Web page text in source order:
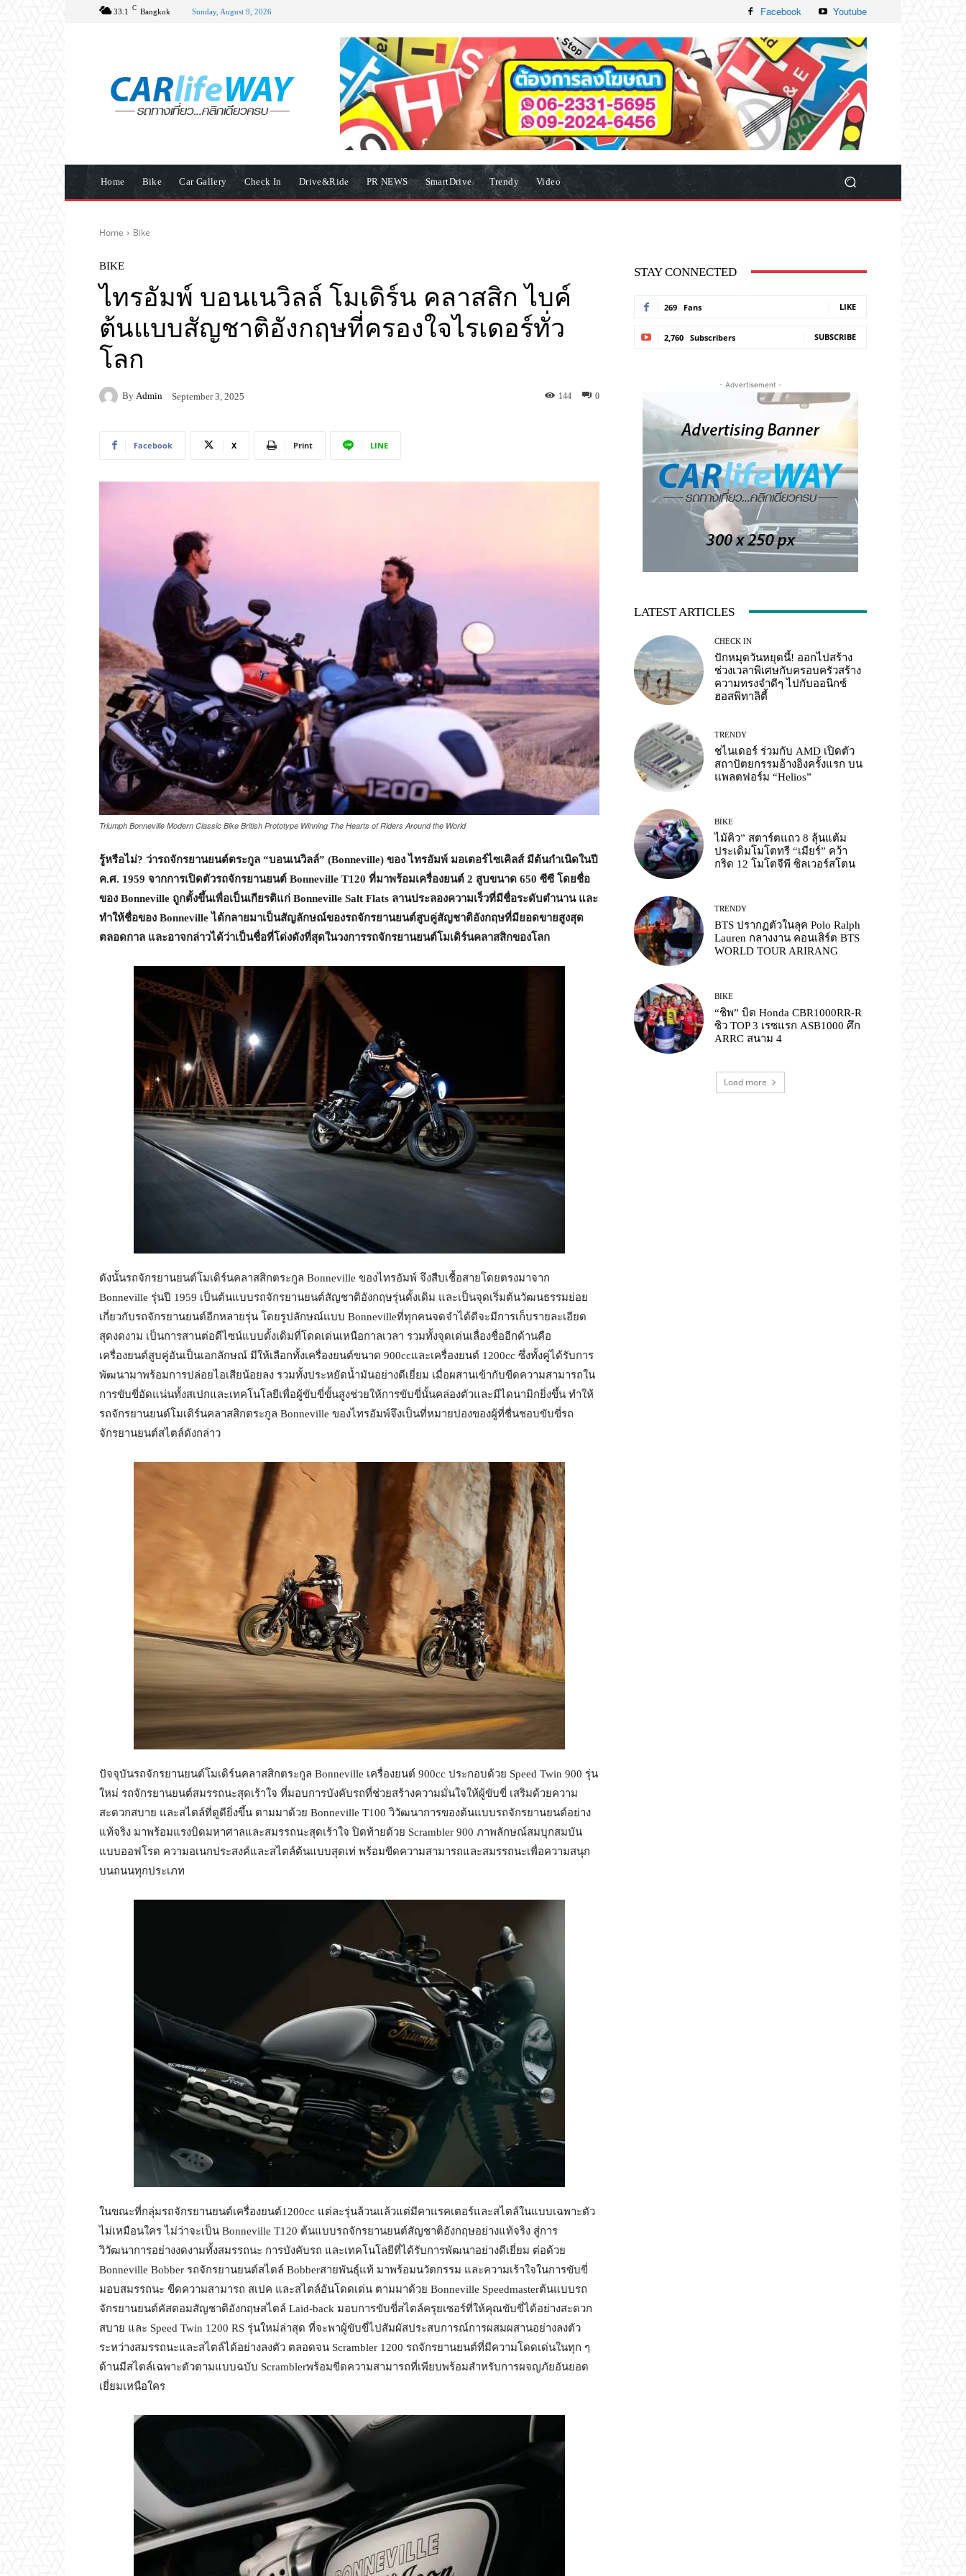
33.1 C Bangkok Sunday, August 9, 2026 Facebook Youtube
Home Bike Car Gallery Check In Drive&Ride PR NEWS SmartDrive Trendy Video
Home Bike
BIKE
ไทรอัมพ์ บอนเนวิลล์ โมเดิร์น คลาสสิก ไบค์
ต้นแบบสัญชาติอังกฤษที่ครองใจไรเดอร์ทั่ว
โลก
By Admin September 3, 2025 0
144
Facebook X Print LINE
Triumph Bonneville Modern Classic Bike British Prototype Winning The Hearts of Riders Around the World
รู้หรือไม่? ว่ารถจักรยานยนต์ตระกูล “บอนเนวิลล์” (Bonneville) ของ ไทรอัมพ์ มอเตอร์ไซเคิลส์ มีต้นกำเนิดในปี
ค.ศ. 1959 จากการเปิดตัวรถจักรยานยนต์ Bonneville T120 ที่มาพร้อมเครื่องยนต์ 2 สูบขนาด 650 ซีซี โดยชื่อ
ของ Bonneville ถูกตั้งขึ้นเพื่อเป็นเกียรติแก่ Bonneville Salt Flats ลานประลองความเร็วที่มีชื่อระดับตำนาน และ
ทำให้ชื่อของ Bonneville ได้กลายมาเป็นสัญลักษณ์ของรถจักรยานยนต์สูบคู่สัญชาติอังกฤษที่มียอดขายสูงสุด
ตลอดกาล และอาจกล่าวได้ว่าเป็นชื่อที่โด่งดังที่สุดในวงการรถจักรยานยนต์โมเดิร์นคลาสสิกของโลก
ดังนั้นรถจักรยานยนต์โมเดิร์นคลาสสิกตระกูล Bonneville ของไทรอัมพ์ จึงสืบเชื้อสายโดยตรงมาจาก
Bonneville รุ่นปี 1959 เป็นต้นแบบรถจักรยานยนต์สัญชาติอังกฤษรุ่นดั้งเดิม และเป็นจุดเริ่มต้นวัฒนธรรมย่อย
เกี่ยวกับรถจักรยานยนต์อีกหลายรุ่น โดยรูปลักษณ์แบบ Bonnevilleที่ทุกคนจดจำได้ดีจะมีการเก็บรายละเอียด
สุดงดงาม เป็นการสานต่อดีไซน์แบบดั้งเดิมที่โดดเด่นเหนือกาลเวลา รวมทั้งจุดเด่นเลื่องชื่ออีกด้านคือ
เครื่องยนต์สูบคู่อันเป็นเอกลักษณ์ มีให้เลือกทั้งเครื่องยนต์ขนาด 900ccและเครื่องยนต์ 1200cc ซึ่งทั้งคู่ได้รับการ
พัฒนามาพร้อมการปล่อยไอเสียน้อยลง รวมทั้งประหยัดน้ำมันอย่างดีเยี่ยม เมื่อผสานเข้ากับขีดความสามารถใน
การขับขี่อัดแน่นทั้งสเปกและเทคโนโลยีเพื่อผู้ขับขี่ขั้นสูงช่วยให้การขับขี่นั้นคล่องตัวและมีไดนามิกยิ่งขึ้น ทำให้
รถจักรยานยนต์โมเดิร์นคลาสสิกตระกูล Bonneville ของไทรอัมพ์จึงเป็นที่หมายปองของผู้ที่ชื่นชอบขับขี่รถ
จักรยานยนต์สไตล์ดังกล่าว
ปัจจุบันรถจักรยานยนต์โมเดิร์นคลาสสิกตระกูล Bonneville เครื่องยนต์ 900cc ประกอบด้วย Speed Twin 900 รุ่น
ใหม่ รถจักรยานยนต์สมรรถนะสุดเร้าใจ ที่มอบการบังคับรถที่ช่วยสร้างความมั่นใจให้ผู้ขับขี่ เสริมด้วยความ
สะดวกสบาย และสไตล์ที่ดูดียิ่งขึ้น ตามมาด้วย Bonneville T100 วิวัฒนาการของต้นแบบรถจักรยานยนต์อย่าง
แท้จริง มาพร้อมแรงบิดมหาศาลและสมรรถนะสุดเร้าใจ ปิดท้ายด้วย Scrambler 900 ภาพลักษณ์สมบุกสมบัน
แบบออฟโรด ความอเนกประสงค์และสไตล์ต้นแบบสุดเท่ พร้อมขีดความสามารถและสมรรถนะเพื่อความสนุก
บนถนนทุกประเภท
ในขณะที่กลุ่มรถจักรยานยนต์เครื่องยนต์1200cc แต่ละรุ่นล้วนแล้วแต่มีคาแรคเตอร์และสไตล์ในแบบเฉพาะตัว
ไม่เหมือนใคร ไม่ว่าจะเป็น Bonneville T120 ต้นแบบรถจักรยานยนต์สัญชาติอังกฤษอย่างแท้จริง สู่การ
วิวัฒนาการอย่างงดงามทั้งสมรรถนะ การบังคับรถ และเทคโนโลยีที่ได้รับการพัฒนาอย่างดีเยี่ยม ต่อด้วย
Bonneville Bobber รถจักรยานยนต์สไตล์ Bobberสายพันธุ์แท้ มาพร้อมนวัตกรรม และความเร้าใจในการขับขี่
มอบสมรรถนะ ขีดความสามารถ สเปค และสไตล์อันโดดเด่น ตามมาด้วย Bonneville Speedmasterต้นแบบรถ
จักรยานยนต์คัสตอมสัญชาติอังกฤษสไตล์ Laid-back มอบการขับขี่สไตล์ครุยเซอร์ที่ให้คุณขับขี่ได้อย่างสะดวก
สบาย และ Speed Twin 1200 RS รุ่นใหม่ล่าสุด ที่จะพาผู้ขับขี่ไปสัมผัสประสบการณ์การผสมผสานอย่างลงตัว
ระหว่างสมรรถนะและสไตล์ได้อย่างลงตัว ตลอดจน Scrambler 1200 รถจักรยานยนต์ที่มีความโดดเด่นในทุก ๆ
ด้านมีสไตล์เฉพาะตัวตามแบบฉบับ Scramblerพร้อมขีดความสามารถที่เพียบพร้อมสำหรับการผจญภัยอันยอด
เยี่ยมเหนือใคร
STAY CONNECTED
269 Fans LIKE
2,760 Subscribers SUBSCRIBE
- Advertisement -
LATEST ARTICLES
CHECK IN
ปักหมุดวันหยุดนี้! ออกไปสร้าง
ช่วงเวลาพิเศษกับครอบครัวสร้าง
ความทรงจำดีๆ ไปกับออนิกซ์
ฮอสพิทาลิตี้
TRENDY
ชไนเดอร์ ร่วมกับ AMD เปิดตัว
สถาปัตยกรรมอ้างอิงครั้งแรก บน
แพลตฟอร์ม “Helios”
BIKE
ไม้คิว” สตาร์ตแถว 8 ลุ้นแต้ม
ประเดิมโมโตทรี “เมียร์” คว้า
กริด 12 โมโตจีพี ซิลเวอร์สโตน
TRENDY
BTS ปรากฏตัวในลุค Polo Ralph
Lauren กลางงาน คอนเสิร์ต BTS
WORLD TOUR ARIRANG
BIKE
“ชิพ” บิด Honda CBR1000RR-R
ซิว TOP 3 เรซแรก ASB1000 ศึก
ARRC สนาม 4
Load more